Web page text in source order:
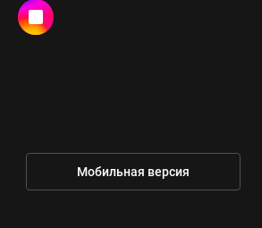
Мобильная версия